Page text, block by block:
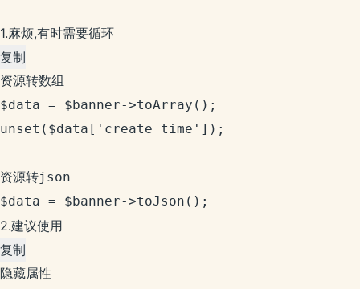
1.麻烦,有时需要循环
复制
资源转数组
$data = $banner->toArray();
unset($data['create_time']);
资源转json
$data = $banner->toJson();
2.建议使用
复制
隐藏属性